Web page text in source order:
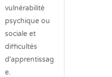
vulnérabilité
psychique ou
sociale et
difficultés
d'apprentissag
e.